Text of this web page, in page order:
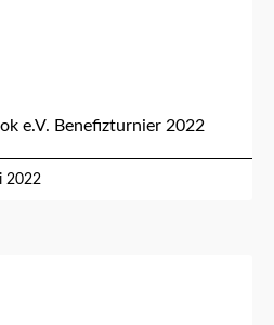
e.V. Benefizturnier 2022
2022